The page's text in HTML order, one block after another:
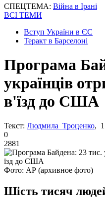
СПЕЦТЕМА: Війна в Ірані
ВСІ ТЕМИ
Вступ України в ЄС
Теракт в Барселоні
Програма
українців
в'їзд до США
Текст: Людмила Троценко, 1
0
2881
Фото: АР (архивное фото)
Шість тисяч